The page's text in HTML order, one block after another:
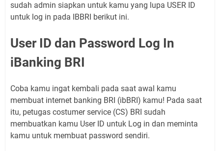
sudah admin siapkan untuk kamu yang lupa USER ID
untuk log in pada IBBRI berikut ini.
User ID dan Password Log In
iBanking BRI
Coba kamu ingat kembali pada saat awal kamu
membuat internet banking BRI (ibBRI) kamu! Pada saat
itu, petugas costumer service (CS) BRI sudah
membuatkan kamu User ID untuk Log in dan meminta
kamu untuk membuat password sendiri.